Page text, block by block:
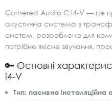
Cornered Audio C i4-V — це
акустична система з
систем, розроблена для
потрібне якісне звучання,
🔑 Основні
i4-V
Тип: пасивна